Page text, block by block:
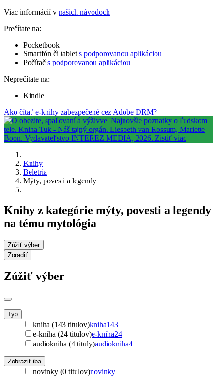
Viac informácií v našich návodoch
Prečítate na:
Pocketbook
Smartfón či tablet s podporovanou aplikáciou
Počítač s podporovanou aplikáciou
Neprečítate na:
Kindle
Ako čítať e-knihy zabezpečené cez Adobe DRM?
Knihy
Beletria
Mýty, povesti a legendy
Knihy z kategórie mýty, povesti a legendy
na tému mytológia
Zúžiť výber
Zoradiť
Zúžiť výber
Typ
kniha (143 titulov)kniha143
e-kniha (24 titulov)e-kniha24
audiokniha (4 tituly)audiokniha4
Zobraziť iba
novinky (0 titulov)novinky